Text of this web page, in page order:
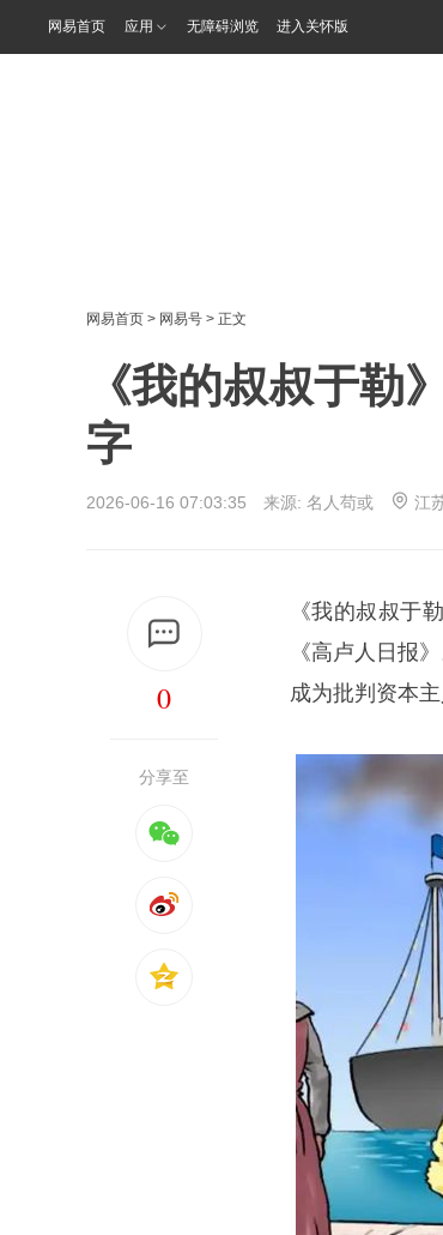
网易首页 应用 无障碍浏览 进入关怀版
网易首页 > 网易号 > 正文
《我的叔叔于勒
字
2026-06-16 07:03:35 来源: 名人苟或 江
0
分享至
《我的叔叔于
《高卢人日报
成为批判资本主